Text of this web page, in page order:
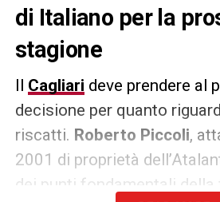
di Italiano per la
stagione
Il Cagliari deve prendere al
decisione per quanto
riscatti. Roberto Piccoli,
2001 di proprietà
dei punti fondamentali della